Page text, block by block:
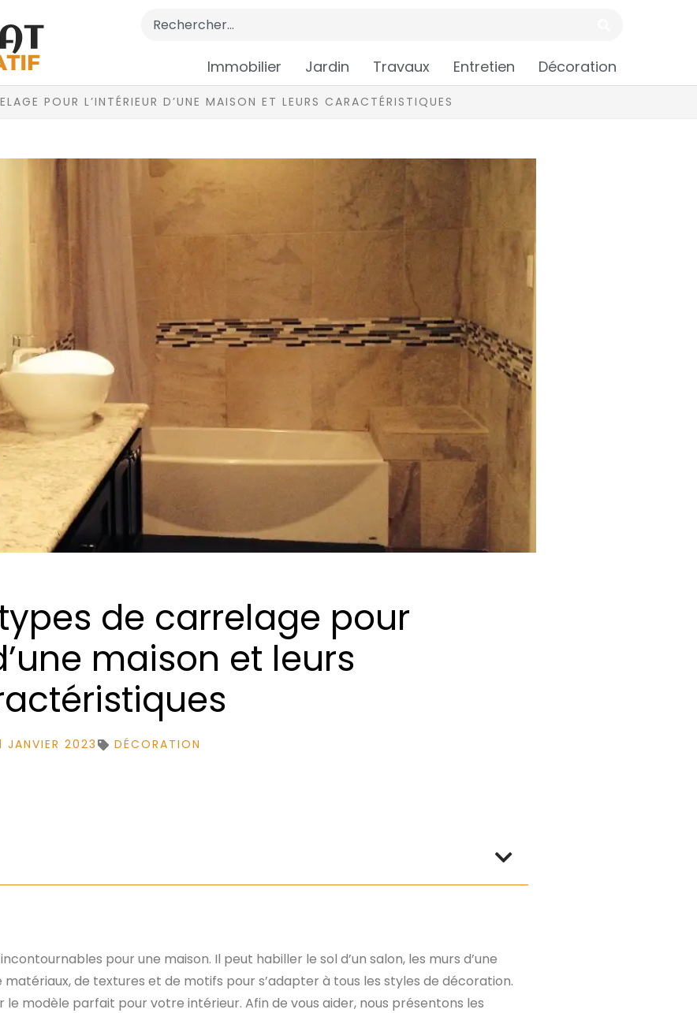
Immobilier Jardin Travaux Entretien Décoration
POUR L’INTÉRIEUR D’UNE MAISON ET LEURS CARACTÉRISTIQUES
de carrelage pour
maison et leurs
JANVIER 2023 DÉCORATION
pour une maison. Il peut habiller le sol d’un salon, les murs d’une
matériaux, de textures et de motifs pour s’adapter à tous les styles de décoration.
modèle parfait pour votre intérieur. Afin de vous aider, nous présentons les